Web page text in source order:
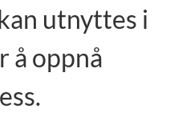
utnyttes i
å oppnå